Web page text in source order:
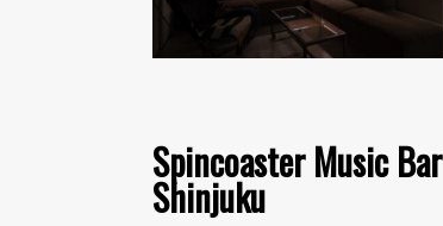
Spincoaster Music Bar
Shinjuku